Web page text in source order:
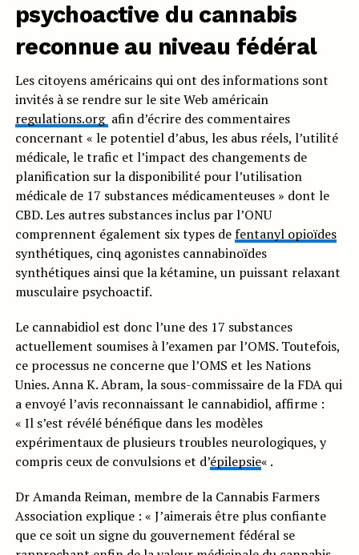
psychoactive du cannabis
reconnue au niveau fédéral
Les citoyens américains qui ont des informations sont
invités à se rendre sur le site Web américain
regulations.org afin d’écrire des commentaires
concernant « le potentiel d’abus, les abus réels, l’utilité
médicale, le trafic et l’impact des changements de
planification sur la disponibilité pour l’utilisation
médicale de 17 substances médicamenteuses » dont le
CBD. Les autres substances inclus par l’ONU
comprennent également six types defentanyl opioïdes
synthétiques, cinq agonistes cannabinoïdes
synthétiques ainsi que la kétamine, un puissant relaxant
musculaire psychoactif.
Le cannabidiol est donc l’une des 17 substances
actuellement soumises à l’examen par l’OMS. Toutefois,
ce processus ne concerne que l’OMS et les Nations
Unies. Anna K. Abram, la sous-commissaire de la FDA qui
a envoyé l’avis reconnaissant le cannabidiol, affirme :
« Il s’est révélé bénéfique dans les modèles
expérimentaux de plusieurs troubles neurologiques, y
compris ceux de convulsions et d’épilepsie« .
Dr Amanda Reiman, membre de la Cannabis Farmers
Association explique : « J’aimerais être plus confiante
que ce soit un signe du gouvernement fédéral se